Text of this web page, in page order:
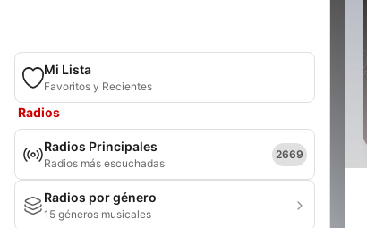
Mi Lista
Favoritos y Recientes
Radios
Radios Principales
Radios más escuchadas
2669
Radios por género
15 géneros musicales